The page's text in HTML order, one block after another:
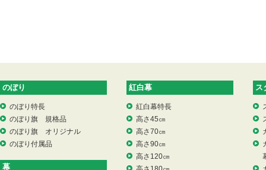
のぼり
のぼり特長
のぼり旗 規格品
のぼり旗 オリジナル
のぼり付属品
幕
紅白幕
紅白幕特長
高さ45㎝
高さ70㎝
高さ90㎝
高さ120㎝
ス